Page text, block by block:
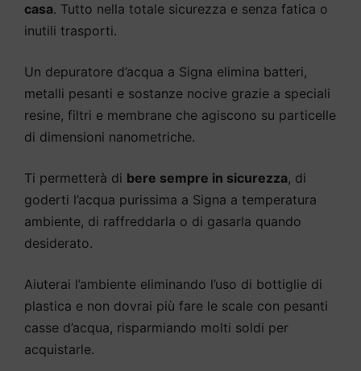
casa. Tutto nella totale sicurezza e senza fatica o
inutili trasporti.
Un depuratore d’acqua a Signa elimina batteri,
metalli pesanti e sostanze nocive grazie a speciali
resine, filtri e membrane che agiscono su particelle
di dimensioni nanometriche.
Ti permetterà di bere sempre in sicurezza, di
goderti l’acqua purissima a Signa a temperatura
ambiente, di raffreddarla o di gasarla quando
desiderato.
Aiuterai l’ambiente eliminando l’uso di bottiglie di
plastica e non dovrai più fare le scale con pesanti
casse d’acqua, risparmiando molti soldi per
acquistarle.